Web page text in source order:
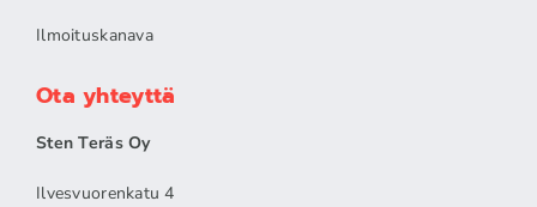
Ilmoituskanava
Ota yhteyttä
Sten Teräs Oy
Ilvesvuorenkatu 4